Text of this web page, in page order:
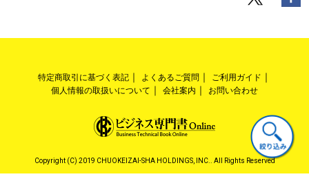
特定商取引に基づく表記 よくあるご質問
ご利用ガイド
個人情報の取扱いについて
会社案内 お問い合わせ
Copyright (C) 2019 CHUOKEIZAI-SHA HOLDINGS, INC.. All Rights Reserved